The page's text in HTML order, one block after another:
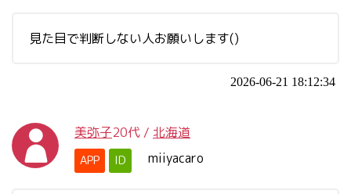
見た目で判断しない人お願いします()
2026-06-21 18:12:34
美弥子20代 / 北海道
APP ID miiyacaro